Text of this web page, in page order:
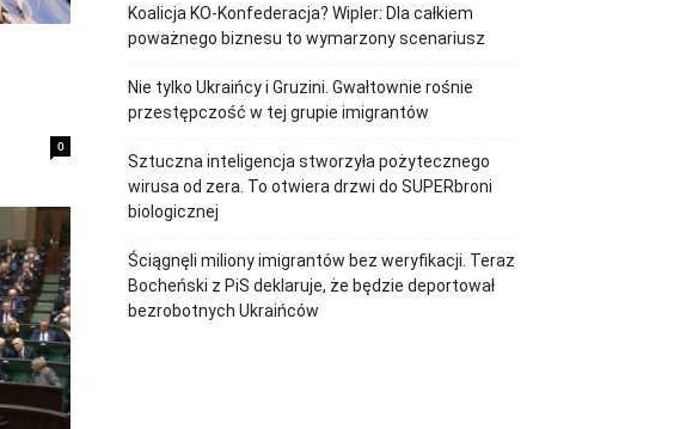
0
Koalicja KO-Konfederacja? Wipler: Dla całkiem
poważnego biznesu to wymarzony scenariusz
Nie tylko Ukraińcy i Gruzini. Gwałtownie rośnie
przestępczość w tej grupie imigrantów
Sztuczna inteligencja stworzyła pożytecznego
wirusa od zera. To otwiera drzwi do SUPERbroni
biologicznej
Ściągnęli miliony imigrantów bez weryfikacji. Teraz
Bocheński z PiS deklaruje, że będzie deportował
bezrobotnych Ukraińców